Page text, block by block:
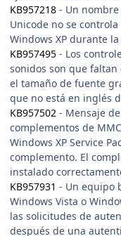
KB957218 - Un
Unicode no se
Windows XP durante
KB957495 - Los
sonidos son que
el tamaño de fuente
que no está en inglés
KB957502 - Mensaje
complementos de
Windows XP Service
complemento. El
instalado
KB957931 - Un equipo
Windows Vista o
las solicitudes de
después de una